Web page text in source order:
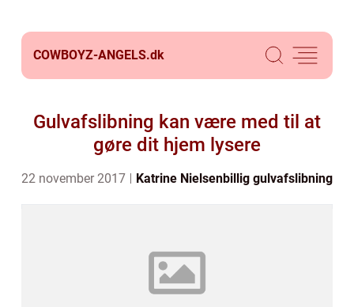
COWBOYZ-ANGELS.dk
Gulvafslibning kan være med til at
gøre dit hjem lysere
22 november 2017 Katrine Nielsenbillig gulvafslibning